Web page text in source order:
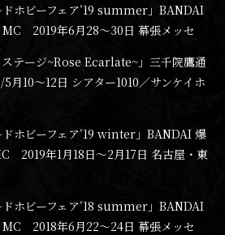
ホビーフェア’19 summer」BANDAI
MC 2019年6月28〜30日 幕張メッセ
テージ~Rose Ecarlate~」三千院鷹通
10〜12日 シアター1010／サンケイホ
ホビーフェア’19 winter」BANDAI 爆
2019年1月18日〜2月17日 名古屋・東
ホビーフェア’18 summer」BANDAI
MC 2018年6月22〜24日 幕張メッセ